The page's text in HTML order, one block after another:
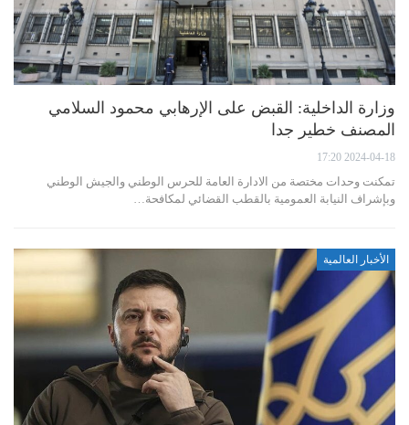
وزارة الداخلية: القبض على الإرهابي محمود السلامي
المصنف خطير جدا
2024-04-18 17:20
تمكنت وحدات مختصة من الادارة العامة للحرس الوطني والجيش الوطني
وبإشراف النيابة العمومية بالقطب القضائي لمكافحة…
الأخبار العالمية